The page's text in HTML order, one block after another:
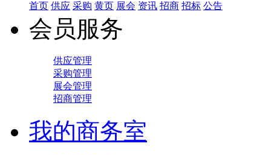
首页 供应 采购 黄页 展会 资讯 招商 招标 公告
会员服务
供应管理
采购管理
展会管理
招商管理
我的商务室